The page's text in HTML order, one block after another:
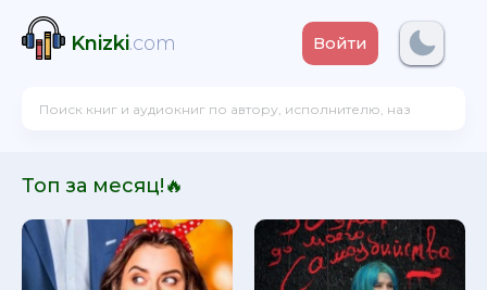
Knizki.com Войти
Топ за месяц!🔥